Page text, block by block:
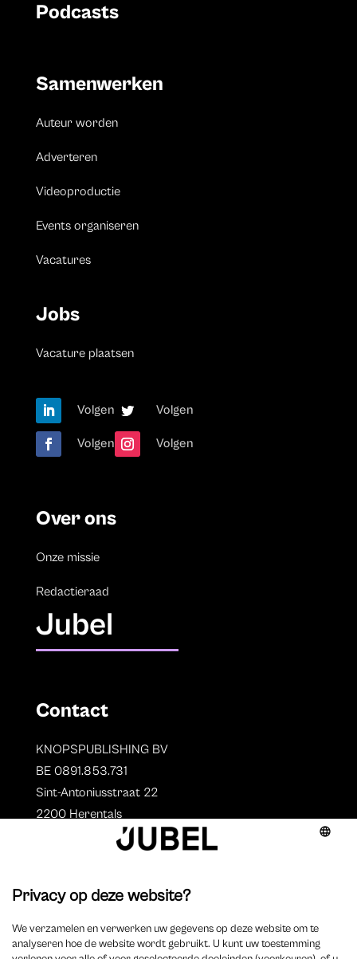
Podcasts
Samenwerken
Auteur worden
Adverteren
Videoproductie
Events organiseren
Vacatures
Jobs
Vacature plaatsen
Volgen Volgen
Volgen Volgen
Over ons
Onze missie
Redactieraad
Jubel
Contact
KNOPSPUBLISHING BV
BE 0891.853.731
Sint-Antoniusstraat 22
2200 Herentals
Auteurs
Overzicht auteurs